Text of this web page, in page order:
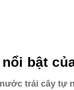
bật
trái cây tự